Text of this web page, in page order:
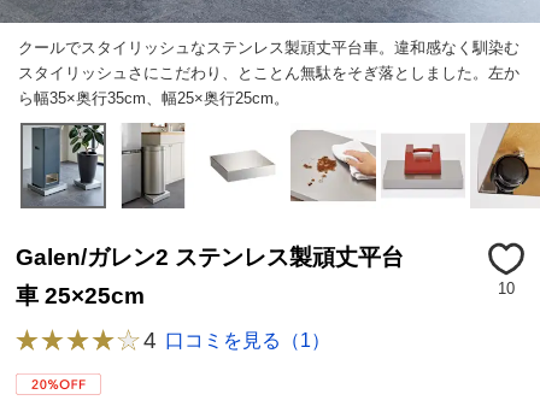
クールでスタイリッシュなステンレス製頑丈平台車。違和感なく馴染む
スタイリッシュさにこだわり、とことん無駄をそぎ落としました。左か
ら幅35×奥行35cm、幅25×奥行25cm。
Galen/ガレン2 ステンレス製頑丈平台
車 25×25cm
10
4 口コミを見る（1）